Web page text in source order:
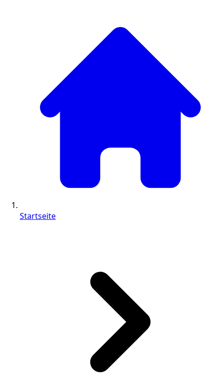
Startseite